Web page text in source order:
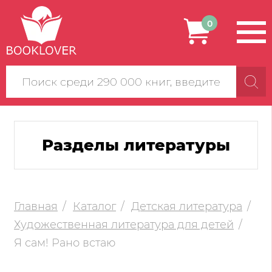
Поиск
по
сайту
0
Разделы литературы
Главная Каталог
Детская литература
Художественная литература для детей
Я сам! Рано встаю